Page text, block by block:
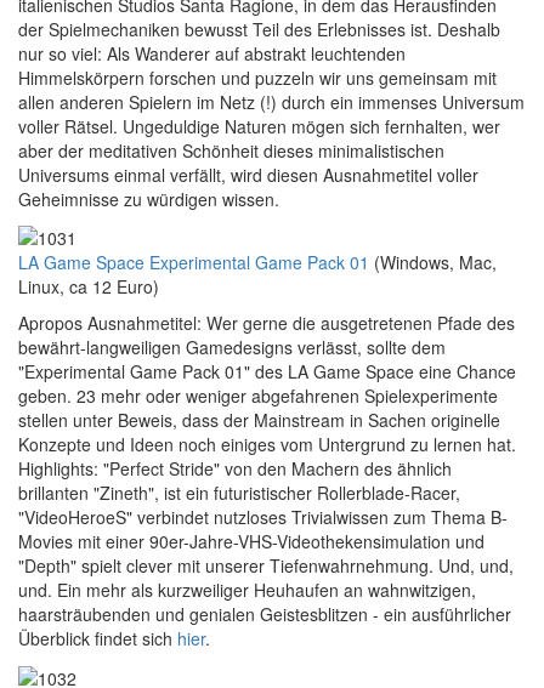
der Spielmechaniken bewusst Teil des Erlebnisses ist. Deshalb
nur so viel: Als Wanderer auf abstrakt leuchtenden
Himmelskörpern forschen und puzzeln wir uns gemeinsam mit
allen anderen Spielern im Netz (!) durch ein immenses Universum
voller Rätsel. Ungeduldige Naturen mögen sich fernhalten, wer
aber der meditativen Schönheit dieses minimalistischen
Universums einmal verfällt, wird diesen Ausnahmetitel voller
Geheimnisse zu würdigen wissen.
LA Game Space Experimental Game Pack 01 (Windows, Mac,
Linux, ca 12 Euro)
Apropos Ausnahmetitel: Wer gerne die ausgetretenen Pfade des
bewährt-langweiligen Gamedesigns verlässt, sollte dem
"Experimental Game Pack 01" des LA Game Space eine Chance
geben. 23 mehr oder weniger abgefahrenen Spielexperimente
stellen unter Beweis, dass der Mainstream in Sachen originelle
Konzepte und Ideen noch einiges vom Untergrund zu lernen hat.
Highlights: "Perfect Stride" von den Machern des ähnlich
brillanten "Zineth", ist ein futuristischer Rollerblade-Racer,
"VideoHeroeS" verbindet nutzloses Trivialwissen zum Thema B-
Movies mit einer 90er-Jahre-VHS-Videothekensimulation und
"Depth" spielt clever mit unserer Tiefenwahrnehmung. Und, und,
und. Ein mehr als kurzweiliger Heuhaufen an wahnwitzigen,
haarsträubenden und genialen Geistesblitzen - ein ausführlicher
Überblick findet sich hier.